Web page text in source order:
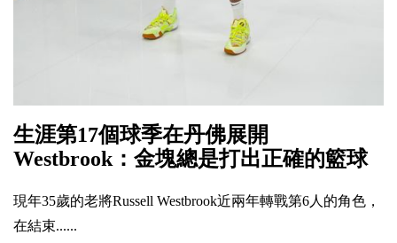
生涯第17個球季在丹佛展開
Westbrook：金塊總是打出正確的籃球
現年35歲的老將Russell Westbrook近兩年轉戰第6人的角色，
在結束......